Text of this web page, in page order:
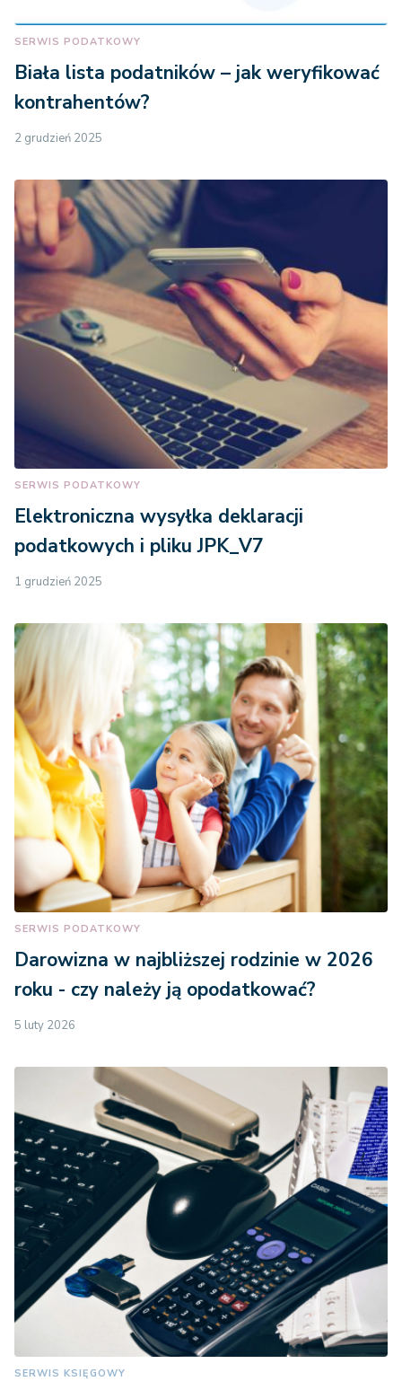
SERWIS PODATKOWY
Biała lista podatników – jak weryfikować
kontrahentów?
2 grudzień 2025
SERWIS PODATKOWY
Elektroniczna wysyłka deklaracji
podatkowych i pliku JPK_V7
1 grudzień 2025
SERWIS PODATKOWY
Darowizna w najbliższej rodzinie w 2026
roku - czy należy ją opodatkować?
5 luty 2026
SERWIS KSIĘGOWY